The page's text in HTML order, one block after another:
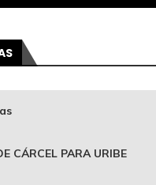
CÁRCEL PARA URIBE